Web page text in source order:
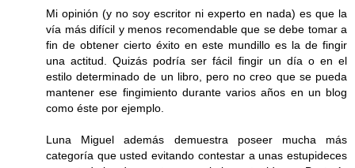
Mi opinión (y no soy escritor ni experto en nada) es que la
vía más difícil y menos recomendable que se debe tomar a
fin de obtener cierto éxito en este mundillo es la de fingir
una actitud. Quizás podría ser fácil fingir un día o en el
estilo determinado de un libro, pero no creo que se pueda
mantener ese fingimiento durante varios años en un blog
como éste por ejemplo.
Luna Miguel además demuestra poseer mucha más
categoría que usted evitando contestar a unas estupideces